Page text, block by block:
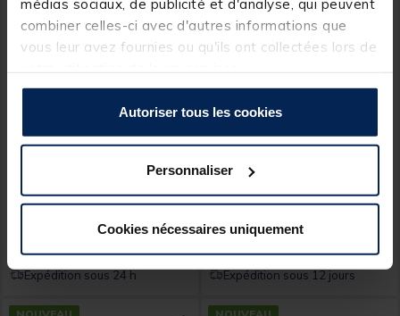
médias sociaux, de publicité et d'analyse, qui peuvent
combiner celles-ci avec d'autres informations que
vous leur avez fournies ou qu'ils ont collectées lors de
Autoriser tous les cookies
Personnaliser
Cookies nécessaires uniquement
Canne Teos Padawan Tele
11,99 €
Expédition sous 24 h
DAIWA
Canne Télescopique
209,00 €
Expédition sous 12 jours